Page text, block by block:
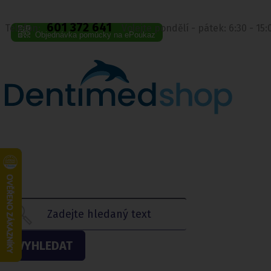
Telefon: 601 372 641 Volejte pondělí - pátek: 6:30 -
Objednávka pomůcky na ePoukaz
VYHLEDAT